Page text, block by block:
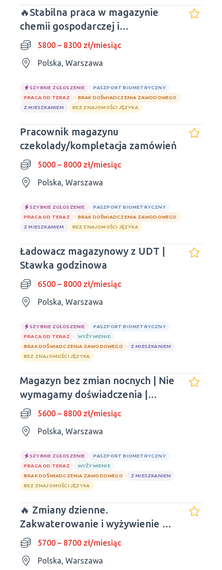
🔥Stabilna praca w magazynie
chemii gospodarczej i
kosmetyków
5800 – 8300 zł/miesiąc
Polska, Warszawa
SZYBKIE ZGŁOSZENIE
PASZPORT BIOMETRYCZNY
PRACA OD TERAZ
BRAK DOŚWIADCZENIA ZAWODOWEGO
Z MIESZKANIEM
BEZ ZNAJOMOŚCI JĘZYKA
Pracownik magazynu
czekolady/kompletacja zamówień
5000 – 8000 zł/miesiąc
Polska, Warszawa
SZYBKIE ZGŁOSZENIE
PASZPORT BIOMETRYCZNY
PRACA OD TERAZ
BRAK DOŚWIADCZENIA ZAWODOWEGO
Z MIESZKANIEM
BEZ ZNAJOMOŚCI JĘZYKA
Ładowacz magazynowy z UDT |
Stawka godzinowa
6500 – 8000 zł/miesiąc
Polska, Warszawa
SZYBKIE ZGŁOSZENIE
PASZPORT BIOMETRYCZNY
PRACA OD TERAZ
WYŻYWIENIE
BRAK DOŚWIADCZENIA ZAWODOWEGO
Z MIESZKANIEM
BEZ ZNAJOMOŚCI JĘZYKA
Magazyn bez zmian nocnych | Nie
wymagamy doświadczenia |
Wprowadzimy się od razu
5600 – 8800 zł/miesiąc
Polska, Warszawa
SZYBKIE ZGŁOSZENIE
PASZPORT BIOMETRYCZNY
PRACA OD TERAZ
WYŻYWIENIE
BRAK DOŚWIADCZENIA ZAWODOWEGO
Z MIESZKANIEM
BEZ ZNAJOMOŚCI JĘZYKA
🔥 Zmiany dzienne.
Zakwaterowanie i wyżywienie w
cenie. OBECNIE
5700 – 8700 zł/miesiąc
Polska, Warszawa